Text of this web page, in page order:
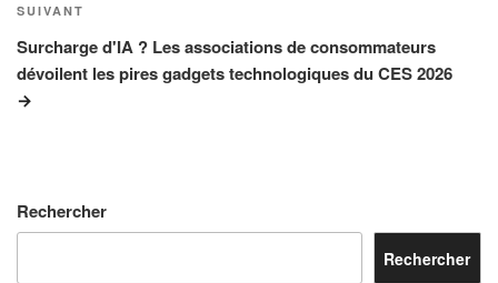
Article
suivant
SUIVANT
Surcharge d'IA ? Les associations de consommateurs
dévoilent les pires gadgets technologiques du CES 2026
Rechercher
Rechercher